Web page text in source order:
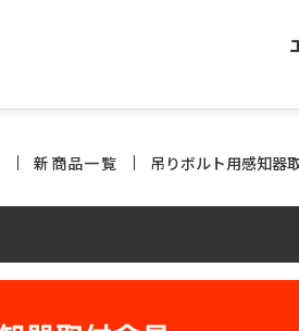
新商品一覧 吊りボルト用感知器